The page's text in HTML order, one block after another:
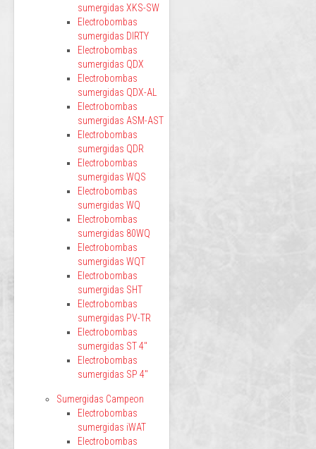
sumergidas XKS-SW
Electrobombas
sumergidas DIRTY
Electrobombas
sumergidas QDX
Electrobombas
sumergidas QDX-AL
Electrobombas
sumergidas ASM-AST
Electrobombas
sumergidas QDR
Electrobombas
sumergidas WQS
Electrobombas
sumergidas WQ
Electrobombas
sumergidas 80WQ
Electrobombas
sumergidas WQT
Electrobombas
sumergidas SHT
Electrobombas
sumergidas PV-TR
Electrobombas
sumergidas ST 4"
Electrobombas
sumergidas SP 4"
Sumergidas Campeon
Electrobombas
sumergidas iWAT
Electrobombas